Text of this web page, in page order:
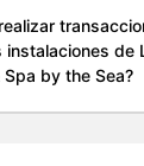
de
by the Sea?